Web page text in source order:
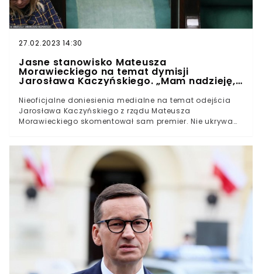
27.02.2023 14:30
Jasne stanowisko Mateusza
Morawieckiego na temat dymisji
Jarosława Kaczyńskiego. „Mam nadzieję,
że to rzeczywiście są jedynie pogłoski”
Nieoficjalne doniesienia medialne na temat odejścia
Jarosława Kaczyńskiego z rządu Mateusza
Morawieckiego skomentował sam premier. Nie ukrywa
jakoby wicepremier ds. bezpieczeństwa Jarosław
Kaczyński miał szykować się do opuszczenia gabinetu
ministrów Mateusza Morawieckiego, obiegła w czwartek
całą Polskę.Nieoficjalne stanowisko zza kulis
Zjednoczonej Prawicy zdobyte przez Super Express
wprowadziło spore poruszenie. Czy prezes PiS ma dość
rządu i chce powrócić do polityki partyjnej (więcej na
ten temat przeczytasz >TUTAJ<)?Teraz głos w sprawie
doniesień na temat niedalekich planów wicepremiera
Kaczyńskiego zabrał sam Mateusz Morawiecki. Nie
ukrywa on, że ma nadzieję, iż nieoficjalne wiadomości
pozostaną jedynie nieoficjalnymi wiadomościami.